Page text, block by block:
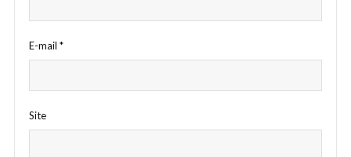
E-mail *
Site